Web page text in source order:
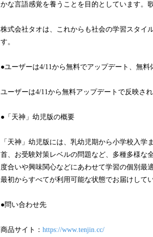
かな言語感覚を養うことを目的としています。
株式会社タオは、これからも社会の学習スタイ
す。
●ユーザーは4/11から無料でアップデート、無料
ユーザーは4/11から無料アップデートで反映さ
●「天神」幼児版の概要
「天神」幼児版には、乳幼児期から小学校入
首、お受験対策レベルの問題など、多種多様な
度合いや興味関心などにあわせて学習の個別最
最初からすべてが利用可能な状態でお届けしてい
●問い合わせ先
商品サイト： https://www.tenjin.cc/